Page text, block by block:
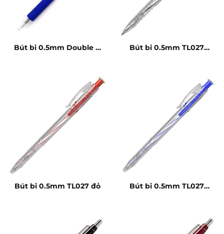
Bút bi 0.5mm Double A
Bút bi 0.5mm TL027
Bút bi 0.5mm TL027 đỏ
Bút bi 0.5mm TL027